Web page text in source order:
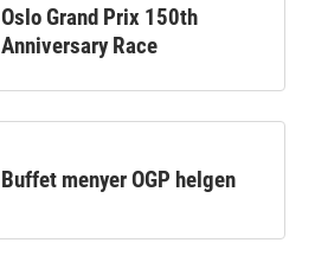
Oslo Grand Prix 150th
Anniversary Race
Buffet menyer OGP helgen